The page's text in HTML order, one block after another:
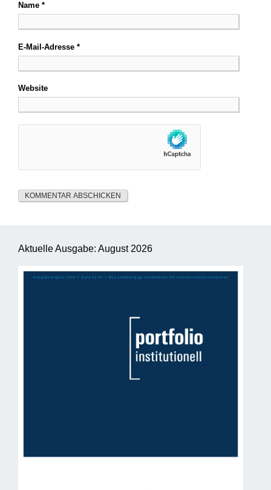
Name *
E-Mail-Adresse *
Website
Aktuelle Ausgabe: August 2026